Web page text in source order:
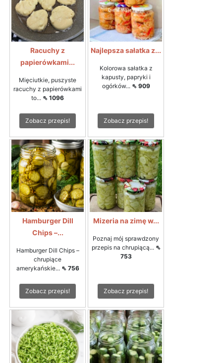
Racuchy z
papierówkami...
Mięciutkie, puszyste
racuchy z papierówkami
to... ⇖ 1096
Zobacz przepis!
Najlepsza sałatka z...
Kolorowa sałatka z
kapusty, papryki i
ogórków... ⇖ 909
Zobacz przepis!
Hamburger Dill
Chips –...
Hamburger Dill Chips –
chrupiące
amerykańskie... ⇖ 756
Zobacz przepis!
Mizeria na zimę w...
Poznaj mój sprawdzony
przepis na chrupiącą... ⇖
753
Zobacz przepis!